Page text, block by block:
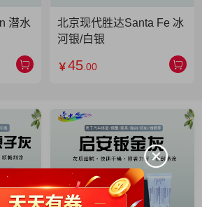
潜水
北京现代胜达Santa Fe 冰
河银/白银
￥45 .00